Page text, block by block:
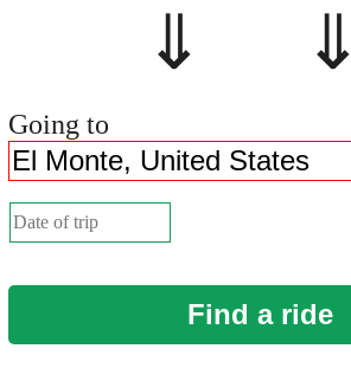
⇓ ⇓
Going to
Find a ride